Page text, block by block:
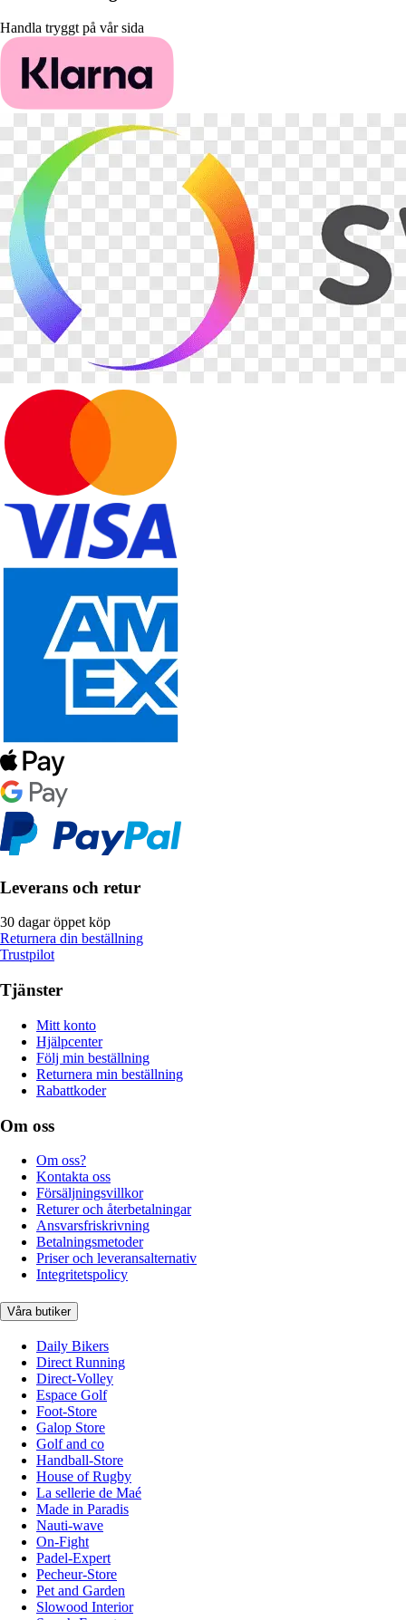
Handla tryggt på vår sida
Leverans och retur
30 dagar öppet köp
Returnera din beställning
Trustpilot
Tjänster
Mitt konto
Hjälpcenter
Följ min beställning
Returnera min beställning
Rabattkoder
Om oss
Om oss?
Kontakta oss
Försäljningsvillkor
Returer och återbetalningar
Ansvarsfriskrivning
Betalningsmetoder
Priser och leveransalternativ
Integritetspolicy
Våra butiker
Daily Bikers
Direct Running
Direct-Volley
Espace Golf
Foot-Store
Galop Store
Golf and co
Handball-Store
House of Rugby
La sellerie de Maé
Made in Paradis
Nauti-wave
On-Fight
Padel-Expert
Pecheur-Store
Pet and Garden
Slowood Interior